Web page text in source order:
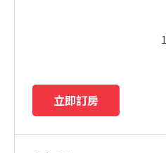
1
立即訂房